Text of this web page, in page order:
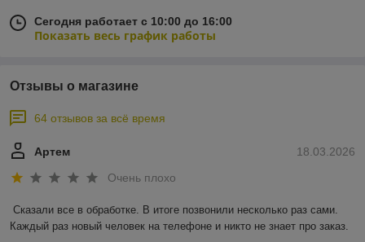
Сегодня работает с 10:00 до 16:00
Показать весь график работы
Отзывы о магазине
64 отзывов за всё время
18.03.2026
Артем
Очень плохо
Сказали все в обработке. В итоге позвонили несколько раз сами.
Каждый раз новый человек на телефоне и никто не знает про заказ.